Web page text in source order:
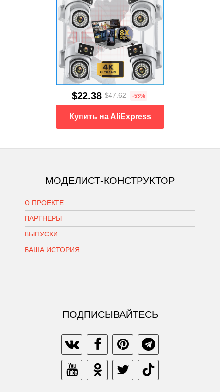
$22.38 $47.62 -53%
Купить на AliExpress
МОДЕЛИСТ-КОНСТРУКТОР
О ПРОЕКТЕ
ПАРТНЕРЫ
ВЫПУСКИ
ВАША ИСТОРИЯ
ПОДПИСЫВАЙТЕСЬ